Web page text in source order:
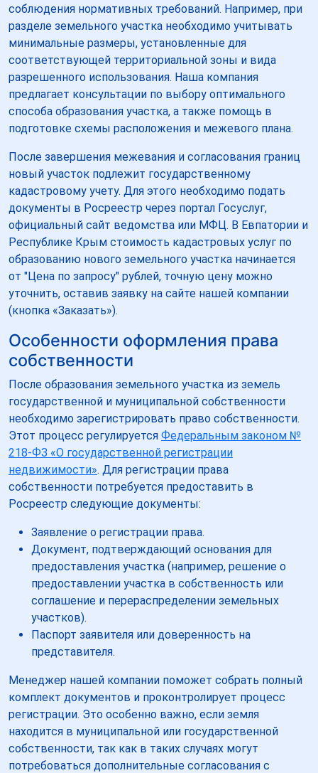
соблюдения нормативных требований. Например, при
разделе земельного участка необходимо учитывать
минимальные размеры, установленные для
соответствующей территориальной зоны и вида
разрешенного использования. Наша компания
предлагает консультации по выбору оптимального
способа образования участка, а также помощь в
подготовке схемы расположения и межевого плана.
После завершения межевания и согласования границ
новый участок подлежит государственному
кадастровому учету. Для этого необходимо подать
документы в Росреестр через портал Госуслуг,
официальный сайт ведомства или МФЦ. В Евпатории и
Республике Крым стоимость кадастровых услуг по
образованию нового земельного участка начинается
от "Цена по запросу" рублей, точную цену можно
уточнить, оставив заявку на сайте нашей компании
(кнопка «Заказать»).
Особенности оформления права
собственности
После образования земельного участка из земель
государственной и муниципальной собственности
необходимо зарегистрировать право собственности.
Этот процесс регулируется Федеральным законом №
218-ФЗ «О государственной регистрации
недвижимости». Для регистрации права
собственности потребуется предоставить в
Росреестр следующие документы:
Заявление о регистрации права.
Документ, подтверждающий основания для
предоставления участка (например, решение о
предоставлении участка в собственность или
соглашение и перераспределении земельных
участков).
Паспорт заявителя или доверенность на
представителя.
Менеджер нашей компании поможет собрать полный
комплект документов и проконтролирует процесс
регистрации. Это особенно важно, если земля
находится в муниципальной или государственной
собственности, так как в таких случаях могут
потребоваться дополнительные согласования с